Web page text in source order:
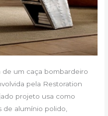
de um caça bombardeiro
pela Restoration
projeto usa como
de alumínio polido,